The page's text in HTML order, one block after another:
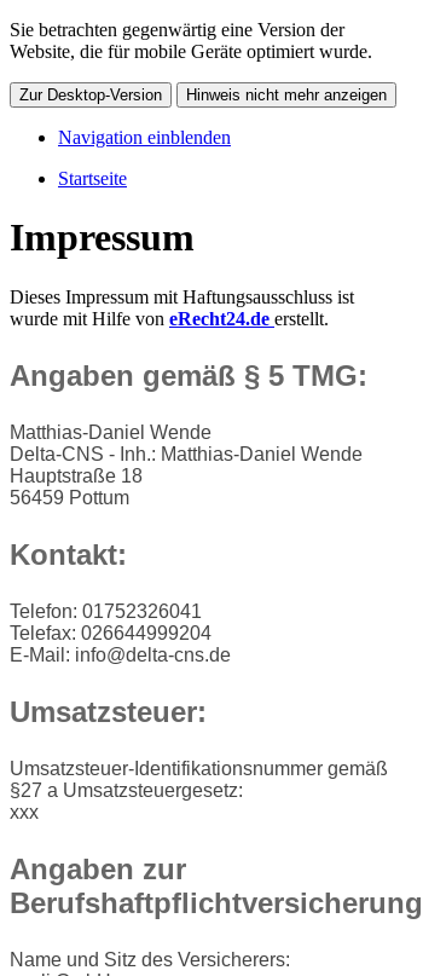
Sie betrachten gegenwärtig eine Version der
Website, die für mobile Geräte optimiert wurde.
Zur Desktop-Version Hinweis nicht mehr anzeigen
Navigation einblenden
Startseite
Impressum
Dieses Impressum mit Haftungsausschluss ist
wurde mit Hilfe von eRecht24.de erstellt.
Angaben gemäß § 5 TMG:
Matthias-Daniel Wende
Delta-CNS - Inh.: Matthias-Daniel Wende
Hauptstraße 18
56459 Pottum
Kontakt:
Telefon: 01752326041
Telefax: 026644999204
E-Mail: info@delta-cns.de
Umsatzsteuer:
Umsatzsteuer-Identifikationsnummer gemäß
§27 a Umsatzsteuergesetz:
xxx
Angaben zur
Berufshaftpflichtversicherung
Name und Sitz des Versicherers: